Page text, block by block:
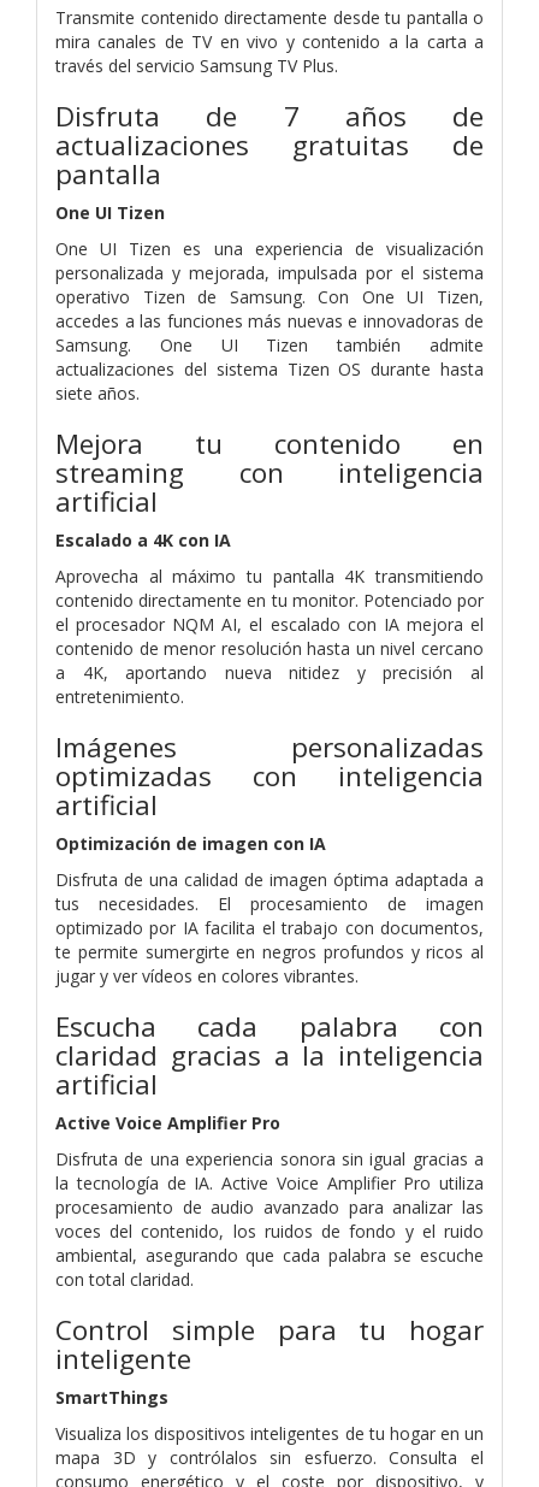
Transmite contenido directamente desde tu pantalla o
mira canales de TV en vivo y contenido a la carta a
través del servicio Samsung TV Plus.
Disfruta de 7 años de
actualizaciones gratuitas de
pantalla
One UI Tizen
One UI Tizen es una experiencia de visualización
personalizada y mejorada, impulsada por el sistema
operativo Tizen de Samsung. Con One UI Tizen,
accedes a las funciones más nuevas e innovadoras de
Samsung. One UI Tizen también admite
actualizaciones del sistema Tizen OS durante hasta
siete años.
Mejora tu contenido en
streaming con inteligencia
artificial
Escalado a 4K con IA
Aprovecha al máximo tu pantalla 4K transmitiendo
contenido directamente en tu monitor. Potenciado por
el procesador NQM AI, el escalado con IA mejora el
contenido de menor resolución hasta un nivel cercano
a 4K, aportando nueva nitidez y precisión al
entretenimiento.
Imágenes personalizadas
optimizadas con inteligencia
artificial
Optimización de imagen con IA
Disfruta de una calidad de imagen óptima adaptada a
tus necesidades. El procesamiento de imagen
optimizado por IA facilita el trabajo con documentos,
te permite sumergirte en negros profundos y ricos al
jugar y ver vídeos en colores vibrantes.
Escucha cada palabra con
claridad gracias a la inteligencia
artificial
Active Voice Amplifier Pro
Disfruta de una experiencia sonora sin igual gracias a
la tecnología de IA. Active Voice Amplifier Pro utiliza
procesamiento de audio avanzado para analizar las
voces del contenido, los ruidos de fondo y el ruido
ambiental, asegurando que cada palabra se escuche
con total claridad.
Control simple para tu hogar
inteligente
SmartThings
Visualiza los dispositivos inteligentes de tu hogar en un
mapa 3D y contrólalos sin esfuerzo. Consulta el
consumo energético y el coste por dispositivo, y